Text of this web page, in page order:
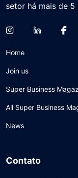
setor há mais de 5
Home
Join us
Super Business
All Super Business
News
Contato